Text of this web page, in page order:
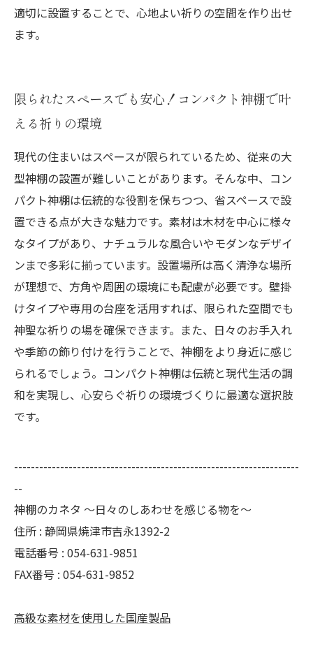
適切に設置することで、心地よい祈りの空間を作り出せ
ます。
限られたスペースでも安心！コンパクト神棚で叶
える祈りの環境
現代の住まいはスペースが限られているため、従来の大
型神棚の設置が難しいことがあります。そんな中、コン
パクト神棚は伝統的な役割を保ちつつ、省スペースで設
置できる点が大きな魅力です。素材は木材を中心に様々
なタイプがあり、ナチュラルな風合いやモダンなデザイ
ンまで多彩に揃っています。設置場所は高く清浄な場所
が理想で、方角や周囲の環境にも配慮が必要です。壁掛
けタイプや専用の台座を活用すれば、限られた空間でも
神聖な祈りの場を確保できます。また、日々のお手入れ
や季節の飾り付けを行うことで、神棚をより身近に感じ
られるでしょう。コンパクト神棚は伝統と現代生活の調
和を実現し、心安らぐ祈りの環境づくりに最適な選択肢
です。
--------------------------------------------------------------------
--
神棚のカネタ ～日々のしあわせを感じる物を～
住所 : 静岡県焼津市吉永1392-2
電話番号 : 054-631-9851
FAX番号 : 054-631-9852
高級な素材を使用した国産製品